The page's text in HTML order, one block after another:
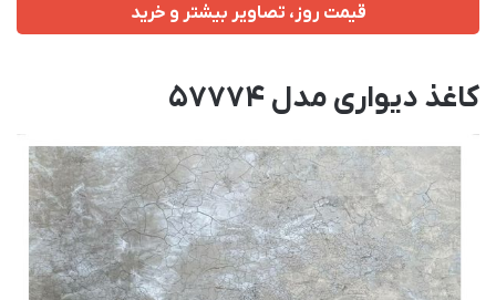
قیمت روز، تصاویر بیشتر و خرید
کاغذ دیواری مدل 57774